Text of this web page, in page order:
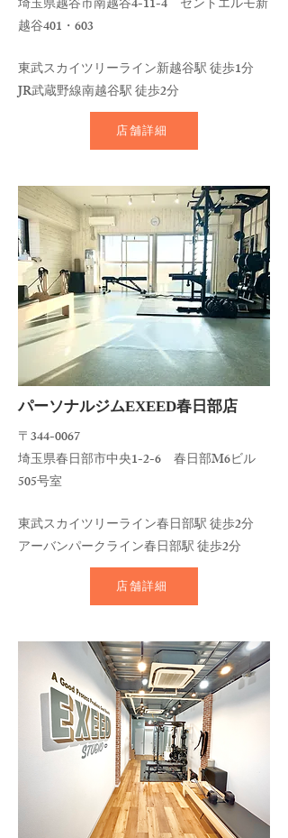
埼玉県越谷市南越谷4-11-4 セントエルモ新
越谷401・603
東武スカイツリーライン新越谷駅 徒歩1分
JR武蔵野線南越谷駅 徒歩2分
店舗詳細
​パーソナルジムEXEED春日部店
〒344-0067
埼玉県春日部市中央1-2-6 春日部M6ビル
505号室
東武スカイツリーライン春日部駅 徒歩2分
アーバンパークライン春日部駅 徒歩2分
店舗詳細